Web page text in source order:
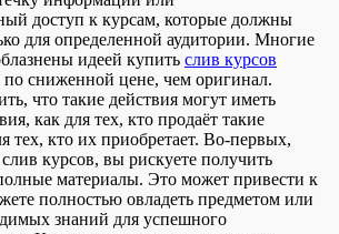
доступ к курсам, которые должны
для определенной аудитории. Многие
идеей купить слив курсов
по сниженной цене, чем оригинал.
что такие действия могут иметь
как для тех, кто продаёт такие
тех, кто их приобретает. Во-первых,
курсов, вы рискуете получить
материалы. Это может привести к
полностью овладеть предметом или
знаний для успешного